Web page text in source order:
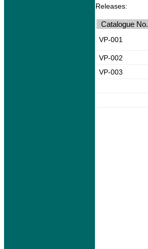
Releases:
Catalogue No.
VP-001
VP-002
VP-003